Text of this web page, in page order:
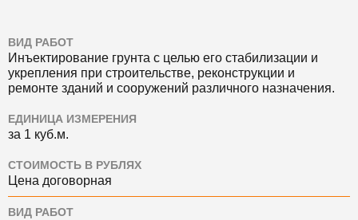
ВИД РАБОТ
Инъектирование грунта с целью его стабилизации и
укрепления при строительстве, реконструкции и
ремонте зданий и сооружений различного назначения.
ЕДИНИЦА ИЗМЕРЕНИЯ
за 1 куб.м.
СТОИМОСТЬ В РУБЛЯХ
Цена договорная
ВИД РАБОТ